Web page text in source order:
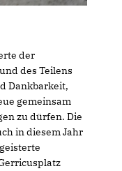
der
des Teilens
Dankbarkeit,
gemeinsam
zu dürfen. Die
in diesem Jahr